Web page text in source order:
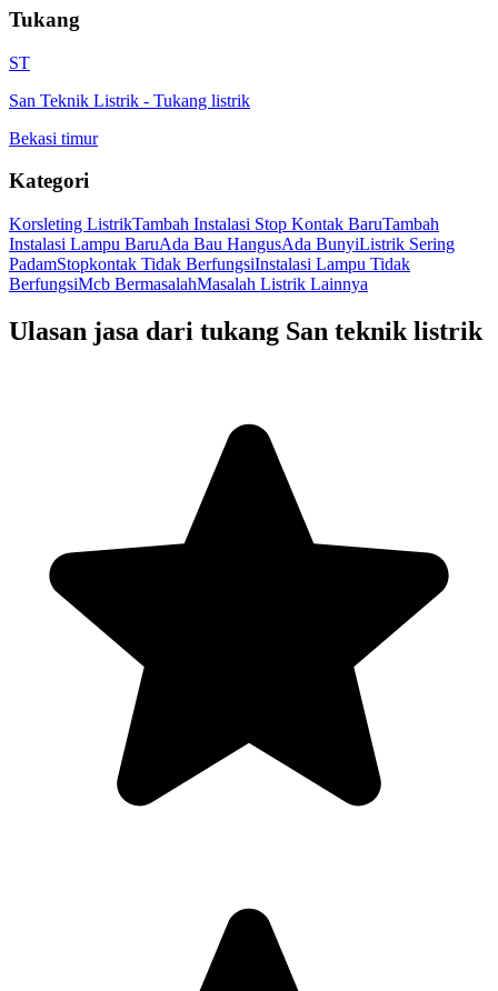
Tukang
ST
San Teknik Listrik - Tukang listrik
Bekasi timur
Kategori
Korsleting ListrikTambah Instalasi Stop Kontak BaruTambah
Instalasi Lampu BaruAda Bau HangusAda BunyiListrik Sering
PadamStopkontak Tidak BerfungsiInstalasi Lampu Tidak
BerfungsiMcb BermasalahMasalah Listrik Lainnya
Ulasan jasa dari tukang San teknik listrik